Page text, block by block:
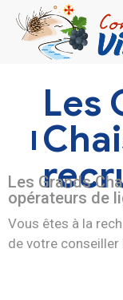
Les
Les Grands
opérateurs de
Vous êtes à la
de votre conseiller